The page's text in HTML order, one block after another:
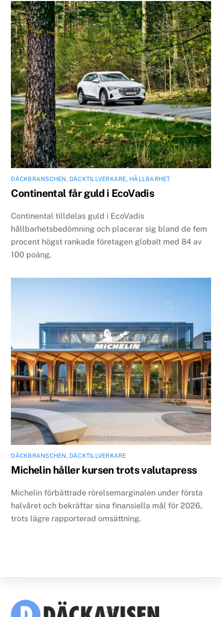
DÄCKBRANSCHEN, DÄCKTILLVERKARE, HÅLLBARHET
Continental får guld i EcoVadis
Continental tilldelas guld i EcoVadis
hållbarhetsbedömning och placerar sig bland de fem
procent högst rankade företagen globalt med 84 av
100 poäng.
DÄCKBRANSCHEN, DÄCKTILLVERKARE
Michelin håller kursen trots valutapress
Michelin förbättrade rörelsemarginalen under första
halvåret och bekräftar sina finansiella mål för 2026,
trots lägre rapporterad omsättning.
Back